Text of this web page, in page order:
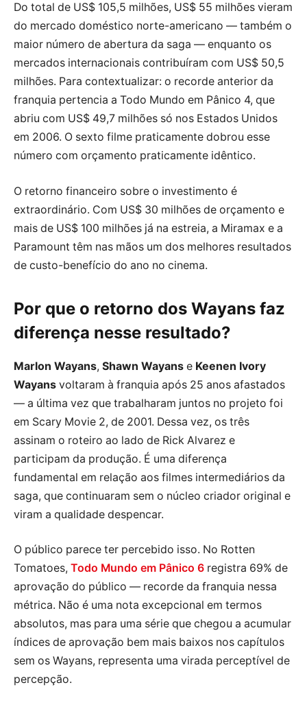
Do total de US$ 105,5 milhões, US$ 55 milhões vieram
do mercado doméstico norte-americano — também o
maior número de abertura da saga — enquanto os
mercados internacionais contribuíram com US$ 50,5
milhões. Para contextualizar: o recorde anterior da
franquia pertencia a Todo Mundo em Pânico 4, que
abriu com US$ 49,7 milhões só nos Estados Unidos
em 2006. O sexto filme praticamente dobrou esse
número com orçamento praticamente idêntico.
O retorno financeiro sobre o investimento é
extraordinário. Com US$ 30 milhões de orçamento e
mais de US$ 100 milhões já na estreia, a Miramax e a
Paramount têm nas mãos um dos melhores resultados
de custo-benefício do ano no cinema.
Por que o retorno dos Wayans faz
diferença nesse resultado?
Marlon Wayans, Shawn Wayans e Keenen Ivory
Wayans voltaram à franquia após 25 anos afastados
— a última vez que trabalharam juntos no projeto foi
em Scary Movie 2, de 2001. Dessa vez, os três
assinam o roteiro ao lado de Rick Alvarez e
participam da produção. É uma diferença
fundamental em relação aos filmes intermediários da
saga, que continuaram sem o núcleo criador original e
viram a qualidade despencar.
O público parece ter percebido isso. No Rotten
Tomatoes, Todo Mundo em Pânico 6 registra 69% de
aprovação do público — recorde da franquia nessa
métrica. Não é uma nota excepcional em termos
absolutos, mas para uma série que chegou a acumular
índices de aprovação bem mais baixos nos capítulos
sem os Wayans, representa uma virada perceptível de
percepção.